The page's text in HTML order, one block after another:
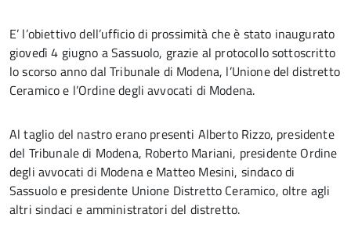
E’ l’obiettivo dell’ufficio di prossimità che è stato inaugurato
giovedì 4 giugno a Sassuolo, grazie al protocollo sottoscritto
lo scorso anno dal Tribunale di Modena, l’Unione del distretto
Ceramico e l’Ordine degli avvocati di Modena.
Al taglio del nastro erano presenti Alberto Rizzo, presidente
del Tribunale di Modena, Roberto Mariani, presidente Ordine
degli avvocati di Modena e Matteo Mesini, sindaco di
Sassuolo e presidente Unione Distretto Ceramico, oltre agli
altri sindaci e amministratori del distretto.